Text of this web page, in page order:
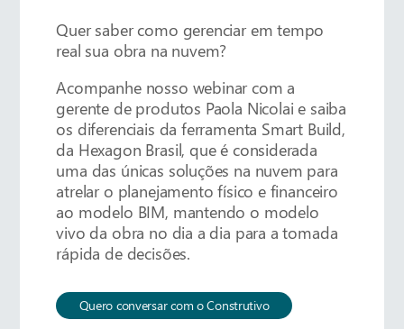
Quer saber como gerenciar em tempo
real sua obra na nuvem?
Acompanhe nosso webinar com a
gerente de produtos Paola Nicolai e saiba
os diferenciais da ferramenta Smart Build,
da Hexagon Brasil, que é considerada
uma das únicas soluções na nuvem para
atrelar o planejamento físico e financeiro
ao modelo BIM, mantendo o modelo
vivo da obra no dia a dia para a tomada
rápida de decisões.
Quero conversar com o Construtivo